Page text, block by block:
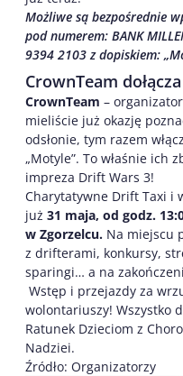
Możliwe są bezpośrednie
pod numerem: BANK
9394 2103 z dopiskiem:
CrownTeam
CrownTeam –
mieliście już okazję
odsłonie, tym razem
„Motyle”. To właśnie ich
impreza Drift Wars 3!
Charytatywne Drift Taxi i
już 31 maja, od godz.
w Zgorzelcu. Na miejscu
z drifterami, konkursy,
sparingi… a na
Wstęp i przejazdy za
wolontariuszy! Wszystko
Ratunek Dzieciom z
Nadziei.
Źródło: Organizatorzy